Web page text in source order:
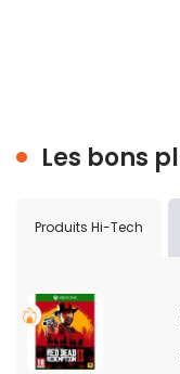
Les bons
Produits Hi-Tech